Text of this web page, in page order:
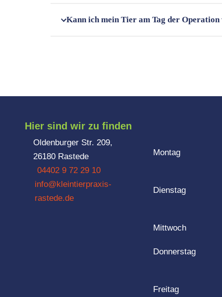
Kann ich mein Tier am Tag der Operation
Hier sind wir zu finden
Oldenburger Str. 209,
26180 Rastede
04402 9 72 29 10
info@kleintierpraxis-
rastede.de
Montag
Dienstag
Mittwoch
Donnerstag
Freitag